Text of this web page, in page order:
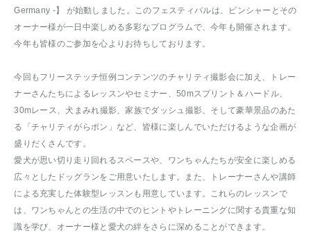
Germany -】 が始動しました。このフェスティバルは、ピンシャーとその
オーナー様が一日中楽しめる多彩なプログラムで、今年も開催されます。
今年も皆様のご参加を心よりお待ちしております。
今回もフリーステッチ恒例コンテンツのチャリティ撮影会に加え、トレー
ナーさんたちによるレッスンやセミナー、50mスプリント＆ハードル、
30mレース、犬まみれ撮影、家族でダッシュ撮影、そして豪華景品のあた
る「チャリティがらポン」など、皆様に楽しんでいただけるような企画が
盛りだくさんです。
愛犬が思い切り走り回れるスペースや、ワンちゃんたちが安全に楽しめる
広々としたドッグランをご用意いたします。また、トレーナーさんや講師
による充実した体験型レッスンも用意しています。これらのレッスンで
は、ワンちゃんとの生活の中でのヒントやトレーニングに関する貴重な知
識を学び、オーナー様と愛犬の絆をさらに深めることができます。